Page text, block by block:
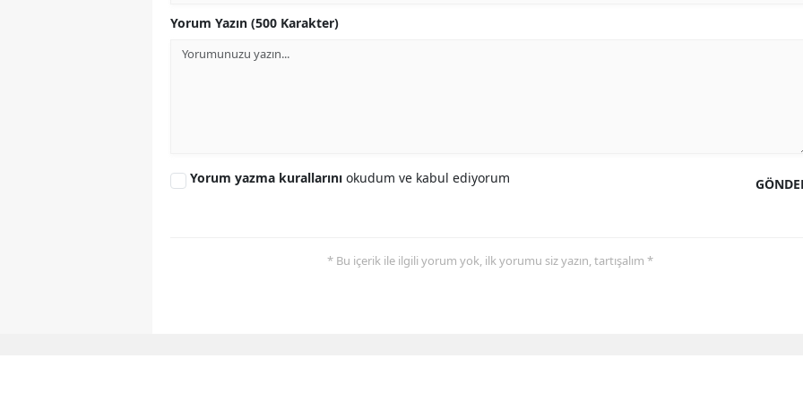
Yorum Yazın (500 Karakter)
Yorum yazma kurallarını okudum ve kabul ediyorum
* Bu içerik ile ilgili yorum yok, ilk yorumu siz yazın, tartışalım *